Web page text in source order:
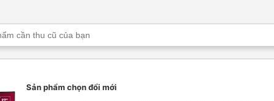
Sản phẩm chọn đổi mới